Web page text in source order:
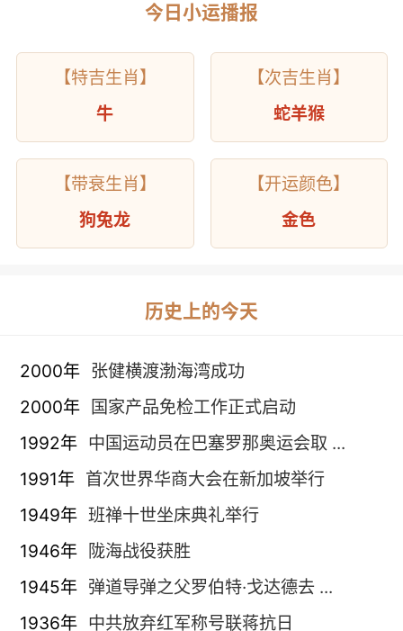
今日小运播报
【特吉生肖】
牛
【次吉生肖】
蛇羊猴
【带衰生肖】
狗兔龙
【开运颜色】
金色
历史上的今天
2000年 张健横渡渤海湾成功
2000年
国家产品免检工作正式启动
1992年 中国运动员在巴塞罗那奥运会取 ...
1991年 首次世界华商大会在新加坡举行
1949年 班禅十世坐床典礼举行
1946年 陇海战役获胜
1945年 弹道导弹之父罗伯特·戈达德去 ...
1936年 中共放弃红军称号联蒋抗日